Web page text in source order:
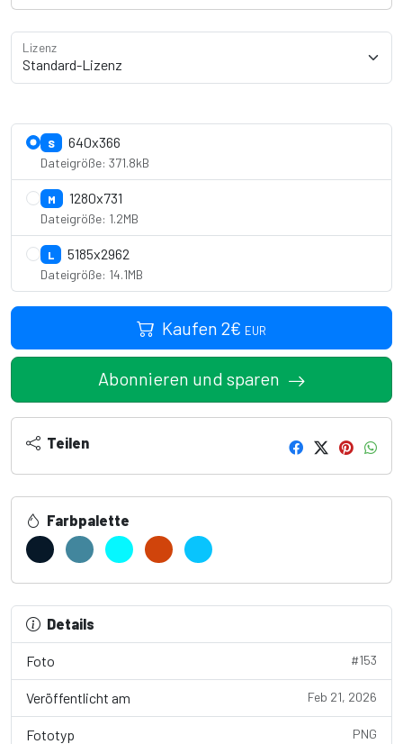
Lizenz
S 640x366
Dateigröße: 371.8kB
M 1280x731
Dateigröße: 1.2MB
L 5185x2962
Dateigröße: 14.1MB
Kaufen 2€ EUR
Abonnieren und sparen
Teilen
Farbpalette
Details
Foto #153
Veröffentlicht am Feb 21, 2026
Fototyp PNG